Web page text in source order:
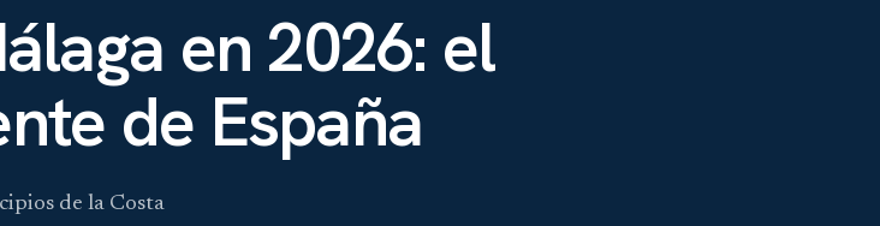
en 2026: el
de España
de la Costa